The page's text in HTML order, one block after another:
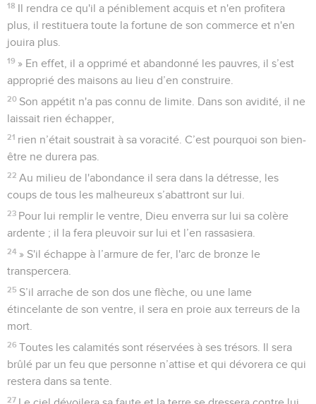
18 Il rendra ce qu'il a péniblement acquis et n'en profitera
plus, il restituera toute la fortune de son commerce et n'en
jouira plus.
19 » En effet, il a opprimé et abandonné les pauvres, il s’est
approprié des maisons au lieu d’en construire.
20 Son appétit n'a pas connu de limite. Dans son avidité, il ne
laissait rien échapper,
21 rien n’était soustrait à sa voracité. C’est pourquoi son bien-
être ne durera pas.
22 Au milieu de l'abondance il sera dans la détresse, les
coups de tous les malheureux s’abattront sur lui.
23 Pour lui remplir le ventre, Dieu enverra sur lui sa colère
ardente ; il la fera pleuvoir sur lui et l’en rassasiera.
24 » S'il échappe à l’armure de fer, l'arc de bronze le
transpercera.
25 S’il arrache de son dos une flèche, ou une lame
étincelante de son ventre, il sera en proie aux terreurs de la
mort.
26 Toutes les calamités sont réservées à ses trésors. Il sera
brûlé par un feu que personne n’attise et qui dévorera ce qui
restera dans sa tente.
27